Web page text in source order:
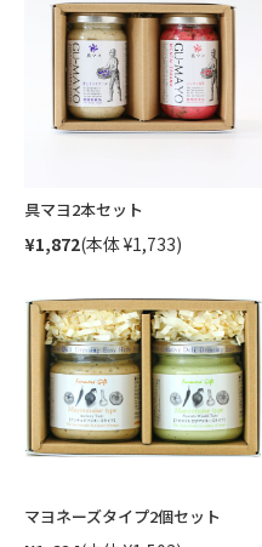
具マヨ2本セット
¥1,872(本体 ¥1,733)
マヨネーズタイプ2個セット